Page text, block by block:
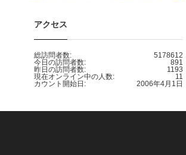
アクセス
5178612
総訪問者数:
891
今日の訪問者数:
1193
昨日の訪問者数:
11
現在オンライン中の人数:
2006年4月1日
カウント開始日: